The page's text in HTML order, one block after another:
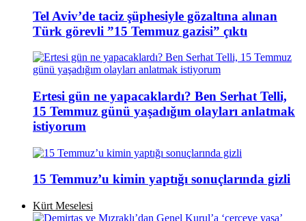
Tel Aviv’de taciz şüphesiyle gözaltına alınan
Türk görevli ”15 Temmuz gazisi” çıktı
Ertesi gün ne yapacaklardı? Ben Serhat Telli,
15 Temmuz günü yaşadığım olayları anlatmak
istiyorum
15 Temmuz’u kimin yaptığı sonuçlarında gizli
Kürt Meselesi